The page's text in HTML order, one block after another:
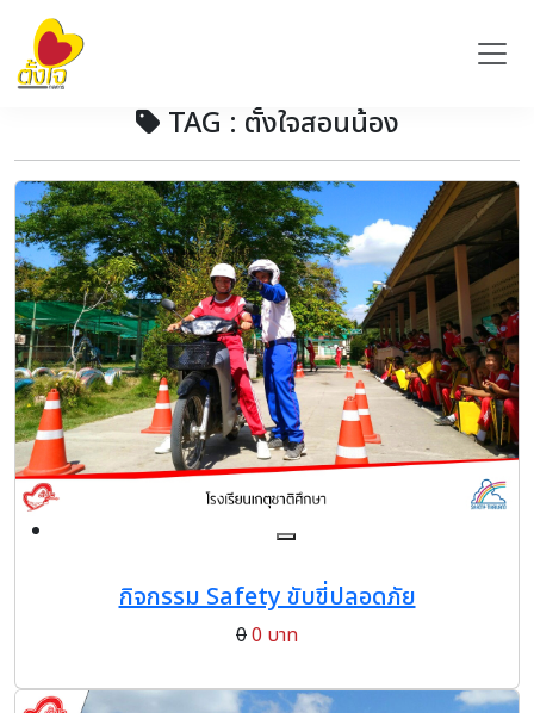
TAG : ตั้งใจสอนน้อง
กิจกรรม Safety ขับขี่ปลอดภัย
00 บาท